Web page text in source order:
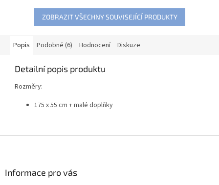
ZOBRAZIT VŠECHNY SOUVISEJÍCÍ PRODUKTY
Popis Podobné (6) Hodnocení Diskuze
Detailní popis produktu
Rozměry:
175 x 55 cm + malé doplňky
Informace pro vás